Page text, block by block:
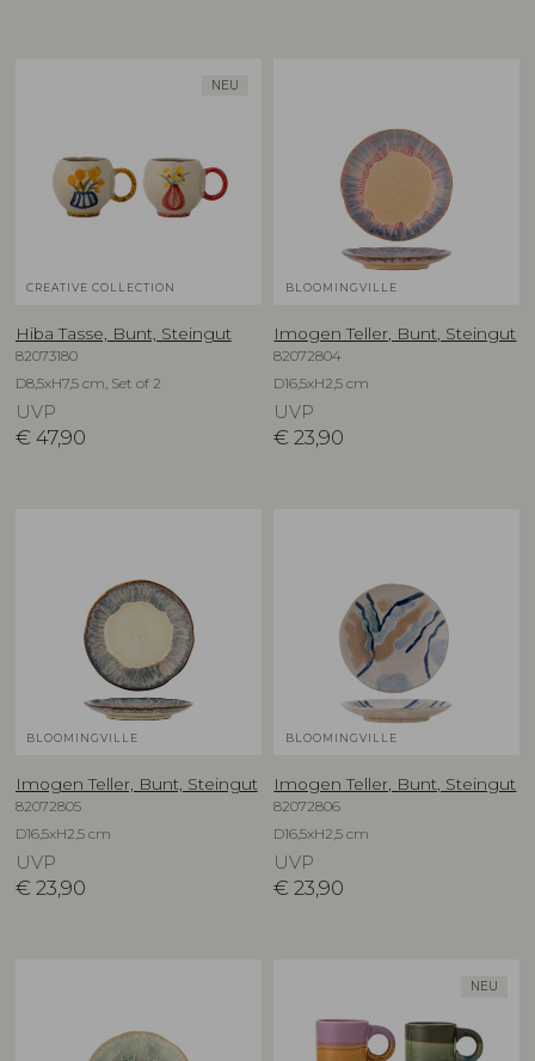
NEU
CREATIVE COLLECTION
Hiba Tasse, Bunt, Steingut
82073180
D8,5xH7,5 cm, Set of 2
UVP
€ 47,90
BLOOMINGVILLE
Imogen Teller, Bunt, Steingut
82072804
D16,5xH2,5 cm
UVP
€ 23,90
BLOOMINGVILLE
Imogen Teller, Bunt, Steingut
82072805
D16,5xH2,5 cm
UVP
€ 23,90
BLOOMINGVILLE
Imogen Teller, Bunt, Steingut
82072806
D16,5xH2,5 cm
UVP
€ 23,90
NEU